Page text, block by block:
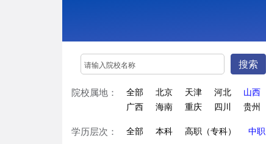
搜索
院校属地： 全部 北京 天津 河北 山西
广西
海南 重庆 四川 贵州
学历层次： 全部 本科 高职（专科） 中职